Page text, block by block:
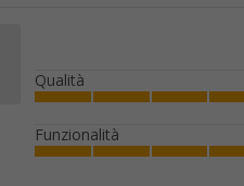
Qualità
Funzionalità